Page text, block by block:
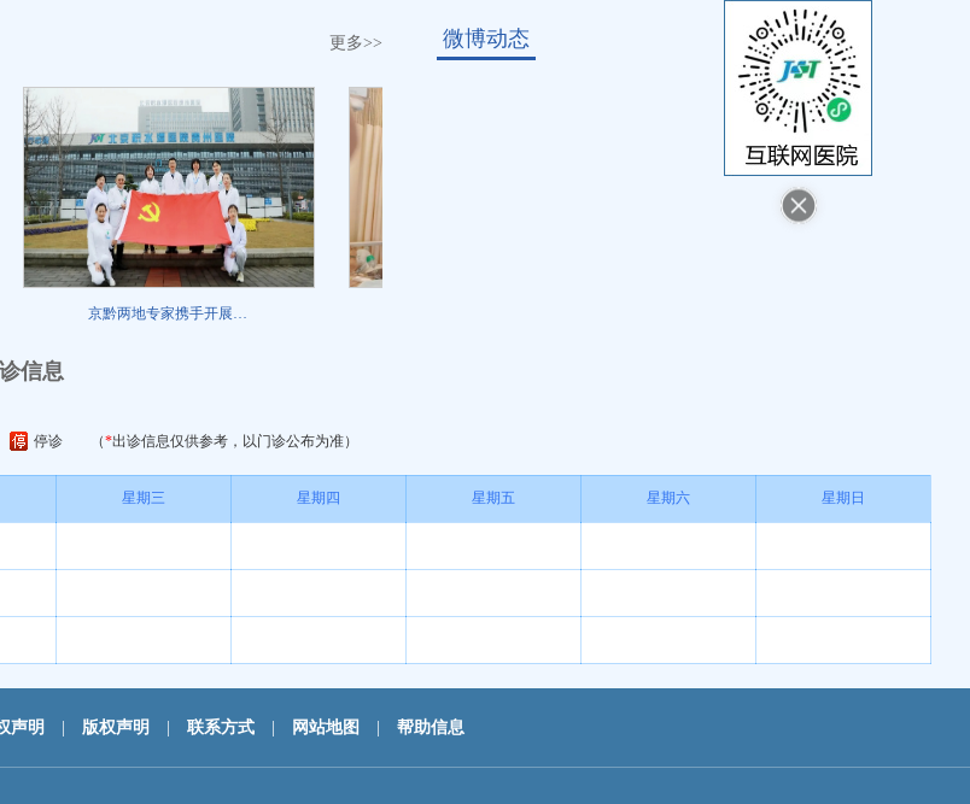
更多>>
京黔两地专家携手开展…
净化创新发展国际…
微博动态
信息
停诊 （*出诊信息仅供参考，以门诊公布为准）
星期三 星期四 星期五 星期六 星期日
声明 版权声明 联系方式 网站地图 帮助信息